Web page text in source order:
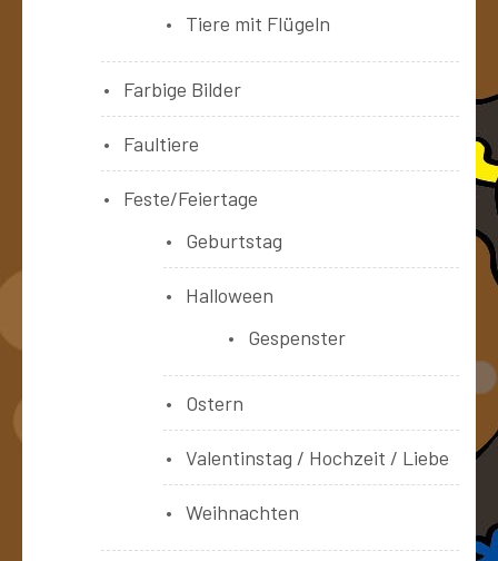
Tiere mit Flügeln
Farbige Bilder
Faultiere
Feste/Feiertage
Geburtstag
Halloween
Gespenster
Ostern
Valentinstag / Hochzeit / Liebe
Weihnachten